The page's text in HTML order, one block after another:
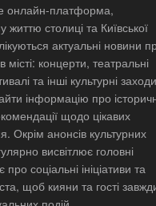
онлайн-платформа,
столиці та Київської
актуальні новини
місті: концерти, театральні
та інші культурні
інформацію про
щодо цікавих
Окрім анонсів культурних
висвітлює головні
соціальні ініціативи та
щоб кияни та гості